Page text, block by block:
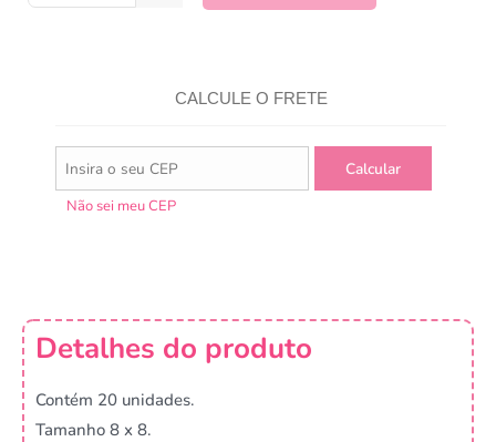
CALCULE O FRETE
Não sei meu CEP
Detalhes do produto
Contém 20 unidades.
Tamanho 8 x 8.